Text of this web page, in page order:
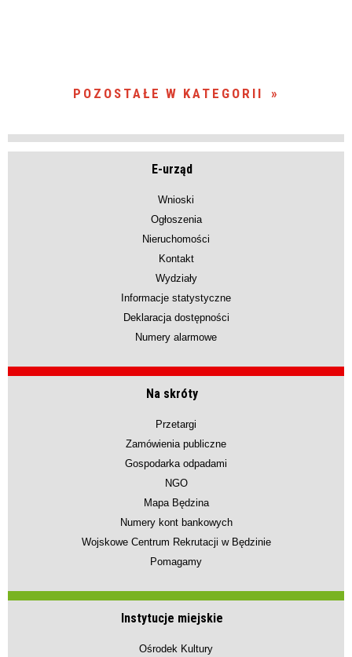
POZOSTAŁE W KATEGORII
E-urząd
Wnioski
Ogłoszenia
Nieruchomości
Kontakt
Wydziały
Informacje statystyczne
Deklaracja dostępności
Numery alarmowe
Na skróty
Przetargi
Zamówienia publiczne
Gospodarka odpadami
NGO
Mapa Będzina
Numery kont bankowych
Wojskowe Centrum Rekrutacji w Będzinie
Pomagamy
Instytucje miejskie
Ośrodek Kultury